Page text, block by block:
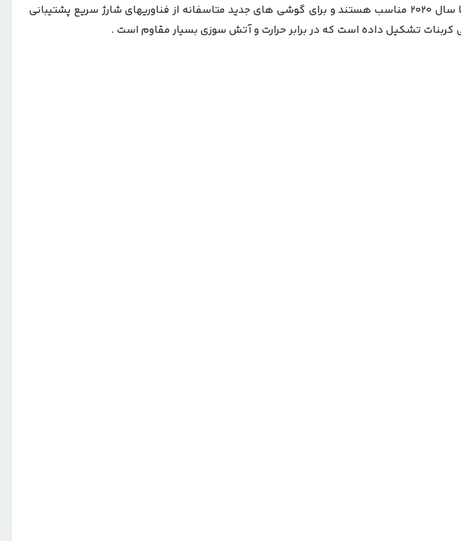
مانند ایرپاد ، ساعت هوشمند ، هدفون و … یا گوشی های نسبتا قدیمی مانند گوشی های ساخته شده تا سال 2020 مناسب هستند و برای گوشی های جدید متاسفانه از فناوریهای شارژ سریع پشتیبانی